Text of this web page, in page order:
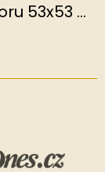
Hedvábný šátek Květy hrachoru 53x53 cm v dárkovém balení, HEDVÁBNÝ SVĚT